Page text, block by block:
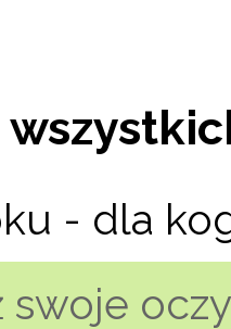
- dla
swoje